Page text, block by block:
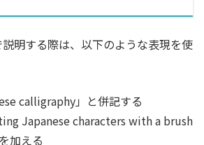
明する際は、以下のような表現を使
calligraphy」と併記する
Japanese characters with a brush
加える